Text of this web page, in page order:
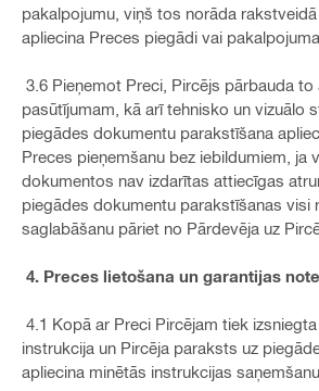
pakalpojumu, viņš tos norāda
apliecina Preces piegādi vai
3.6 Pieņemot Preci, Pircējs pārbauda
pasūtījumam, kā arī tehnisko un vizuālo
piegādes dokumentu parakstīšana
Preces pieņemšanu bez iebildumiem, ja
dokumentos nav izdarītas attiecīgas
piegādes dokumentu parakstīšanas visi
saglabāšanu pāriet no Pārdevēja uz
4. Preces lietošana un garantijas
4.1 Kopā ar Preci Pircējam tiek
instrukcija un Pircēja paraksts uz
apliecina minētās instrukcijas saņemšanu.